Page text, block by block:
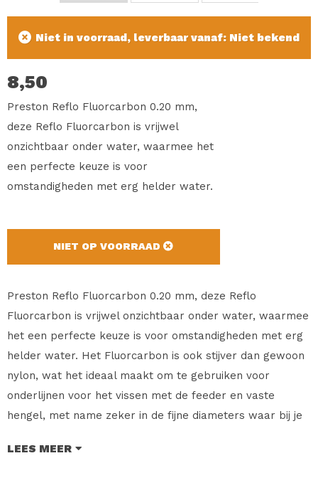
Niet in voorraad, leverbaar vanaf: Niet bekend
8,50
Preston Reflo Fluorcarbon 0.20 mm,
deze Reflo Fluorcarbon is vrijwel
onzichtbaar onder water, waarmee het
een perfecte keuze is voor
omstandigheden met erg helder water.
NIET OP VOORRAAD
Preston Reflo Fluorcarbon 0.20 mm, deze Reflo
Fluorcarbon is vrijwel onzichtbaar onder water, waarmee
het een perfecte keuze is voor omstandigheden met erg
helder water. Het Fluorcarbon is ook stijver dan gewoon
nylon, wat het ideaal maakt om te gebruiken voor
onderlijnen voor het vissen met de feeder en vaste
hengel, met name zeker in de fijne diameters waar bij je
100% fluorocarbon. Beschikbaar in negen diameters
LEES MEER